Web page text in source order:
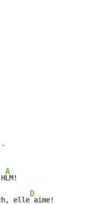
A
LM!
elle
D
aime!